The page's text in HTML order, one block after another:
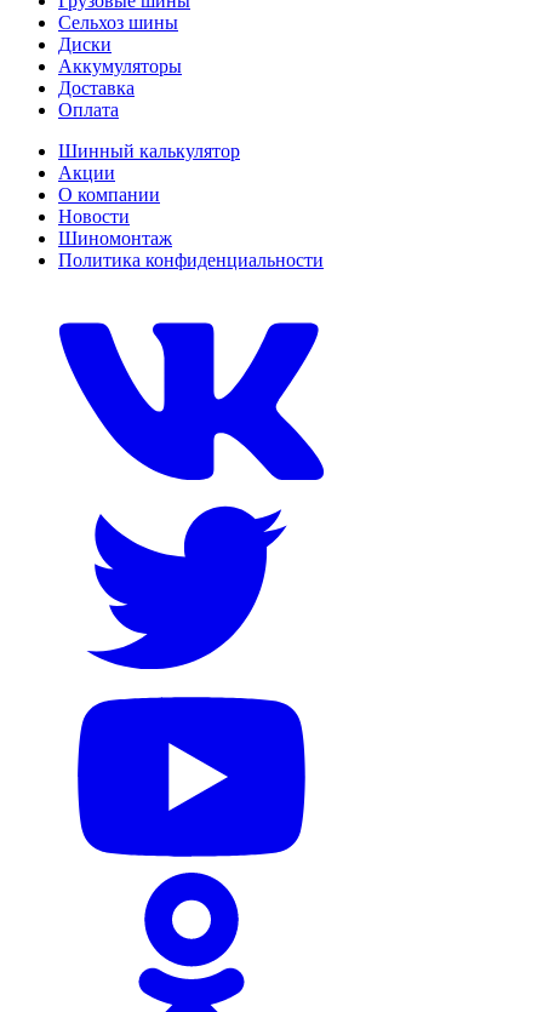
Сельхоз шины
Диски
Аккумуляторы
Доставка
Оплата
Шинный калькулятор
Акции
О компании
Новости
Шиномонтаж
Политика конфиденциальности